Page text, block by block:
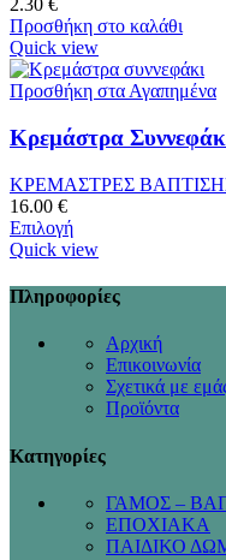
2.30 €
Προσθήκη στο καλάθι
Quick view
Προσθήκη στα Αγαπημένα
Κρεμάστρα
ΚΡΕΜΑΣΤΡΕΣ
16.00 €
Επιλογή
Quick view
Πληροφορίες
Αρχική
Επικοινωνία
Σχετικά με
Προϊόντα
Κατηγορίες
ΓΑΜΟΣ –
ΕΠΟΧΙΑΚΑ
ΠΑΙΔΙΚΟ